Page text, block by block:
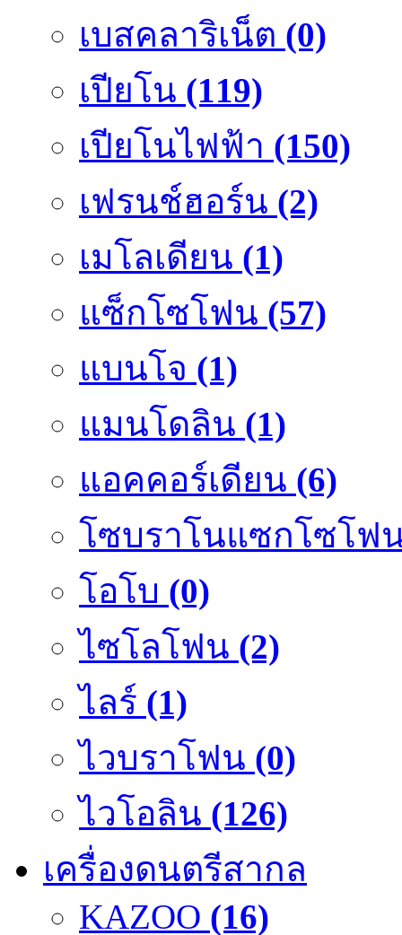
เบสคลาริเน็ต (0)
เปียโน (119)
เปียโนไฟฟ้า (150)
เฟรนช์ฮอร์น (2)
เมโลเดียน (1)
แซ็กโซโฟน (57)
แบนโจ (1)
แมนโดลิน (1)
แอคคอร์เดียน (6)
โซบราโนแซกโซโฟ
โอโบ (0)
ไซโลโฟน (2)
ไลร์ (1)
ไวบราโฟน (0)
ไวโอลิน (126)
เครื่องดนตรีสากล
KAZOO (16)